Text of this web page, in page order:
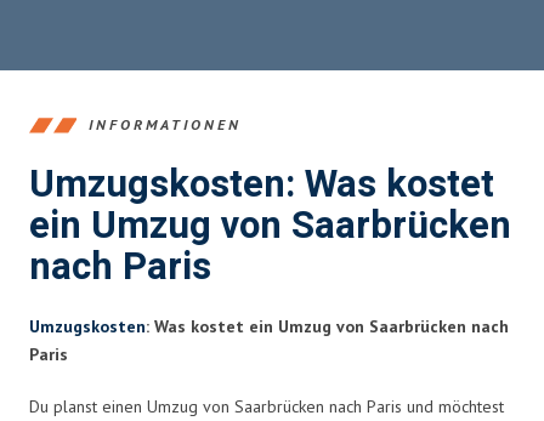
INFORMATIONEN
Umzugskosten: Was kostet
ein Umzug von Saarbrücken
nach Paris
Umzugskosten: Was kostet ein Umzug von Saarbrücken nach
Paris
Du planst einen Umzug von Saarbrücken nach Paris und möchtest